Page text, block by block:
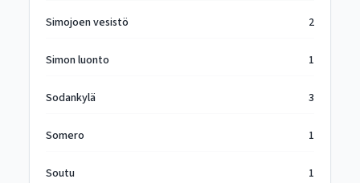
Simojoen vesistö 2
Simon luonto 1
Sodankylä 3
Somero 1
Soutu 1